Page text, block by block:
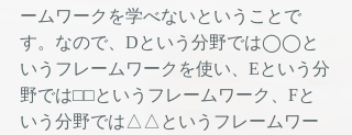
ームワークを学べないということで
す。なので、Dという分野では◯◯と
いうフレームワークを使い、Eという分
野では⬜︎⬜︎というフレームワーク、Fと
いう分野では△△というフレームワー